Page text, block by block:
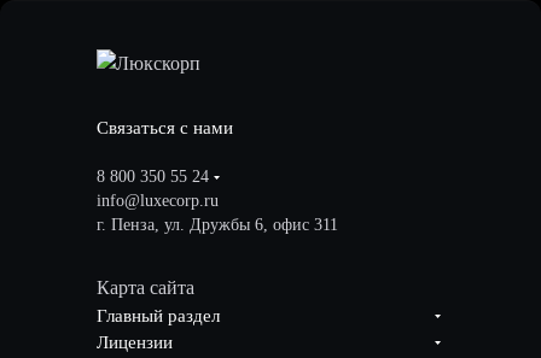
Связаться с нами
8 800 350 55 24
info@luxecorp.ru
г. Пенза, ул. Дружбы 6, офис 311
Карта сайта
Главный раздел
Лицензии